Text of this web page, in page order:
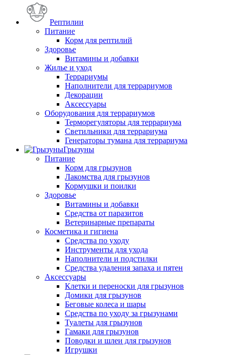
Рептилии
Питание
Корм для рептилий
Здоровье
Витамины и добавки
Жилье и уход
Террариумы
Наполнители для террариумов
Декорации
Аксессуары
Оборудования для террариумов
Терморегуляторы для террариума
Светильники для террариума
Генераторы тумана для террариума
Грызуны
Питание
Корм для грызунов
Лакомства для грызунов
Кормушки и поилки
Здоровье
Витамины и добавки
Средства от паразитов
Ветеринарные препараты
Косметика и гигиена
Средства по уходу
Инструменты для ухода
Наполнители и подстилки
Средства удаления запаха и пятен
Аксессуары
Клетки и переноски для грызунов
Домики для грызунов
Беговые колеса и шары
Средства по уходу за грызунами
Туалеты для грызунов
Гамаки для грызунов
Поводки и шлеи для грызунов
Игрушки